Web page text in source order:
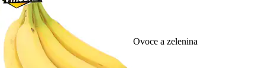
Ovoce a zelenina